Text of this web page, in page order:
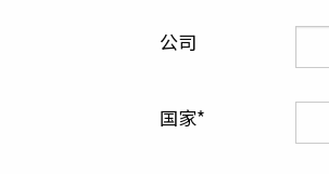
公司
国家